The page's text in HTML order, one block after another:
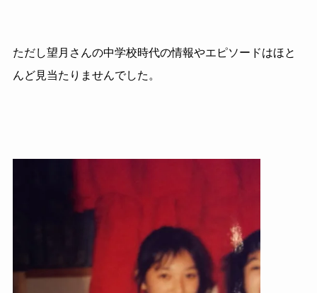
ただし望月さんの中学校時代の情報やエピソードはほと
んど見当たりませんでした。